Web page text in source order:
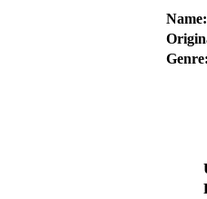
Name: